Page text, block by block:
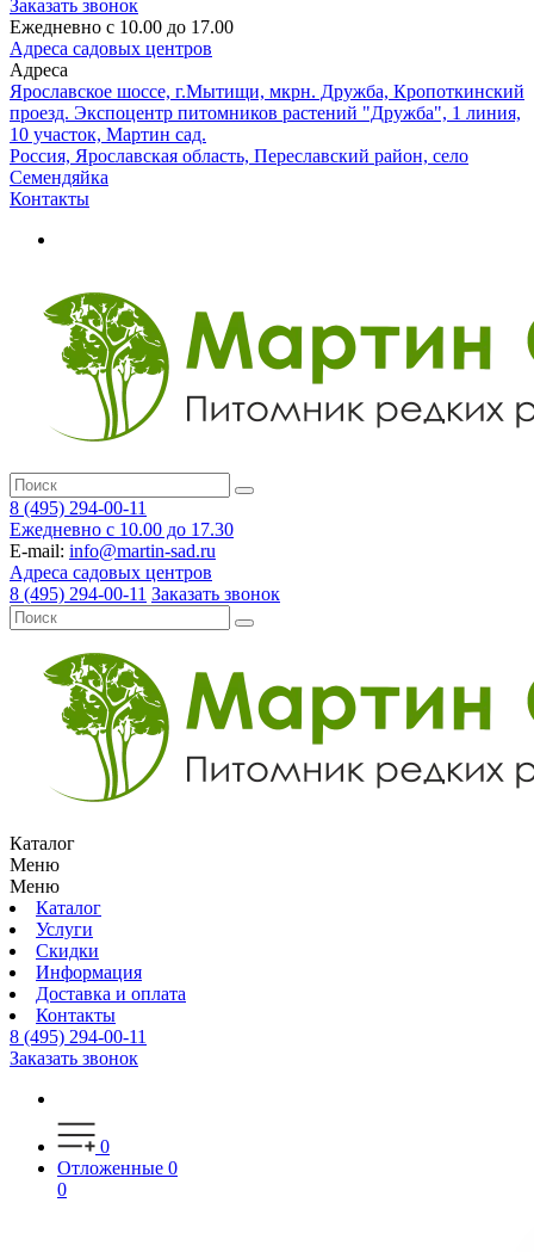
Заказать звонок
Ежедневно с 10.00 до 17.00
Адреса садовых центров
Адреса
Ярославское шоссе, г.Мытищи, мкрн. Дружба, Кропоткинский
проезд. Экспоцентр питомников растений "Дружба", 1 линия,
10 участок, Мартин сад.
Россия, Ярославская область, Переславский район, село
Семендяйка
Контакты
8 (495) 294-00-11
Ежедневно с 10.00 до 17.30
E-mail: info@martin-sad.ru
Адреса садовых центров
8 (495) 294-00-11 Заказать звонок
Каталог
Меню
Меню
Каталог
Услуги
Скидки
Информация
Доставка и оплата
Контакты
8 (495) 294-00-11
Заказать звонок
0
Отложенные 0
0